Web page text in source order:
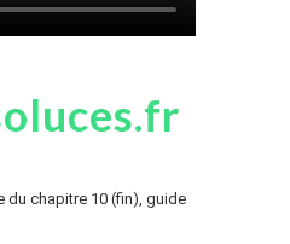
du chapitre 10 (fin), guide